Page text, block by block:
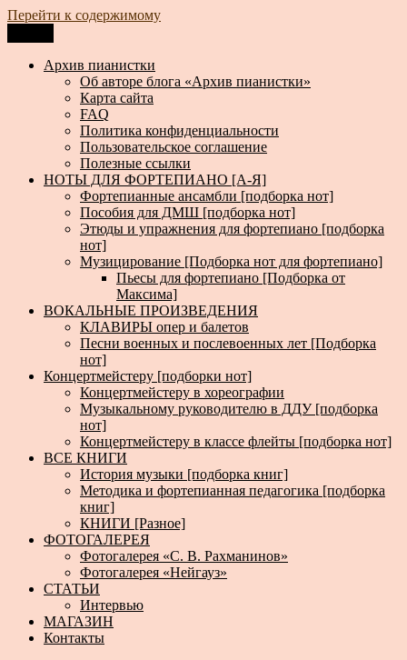
Перейти к содержимому
Архив пианистки
Всё для пианистов: ноты, книги, музыка, статьи…
Архив пианистки
Об авторе блога «Архив пианистки»
Карта сайта
FAQ
Политика конфиденциальности
Пользовательское соглашение
Полезные ссылки
НОТЫ ДЛЯ ФОРТЕПИАНО [А-Я]
Фортепианные ансамбли [подборка нот]
Пособия для ДМШ [подборка нот]
Этюды и упражнения для фортепиано [подборка
нот]
Музицирование [Подборка нот для фортепиано]
Пьесы для фортепиано [Подборка от
Максима]
ВОКАЛЬНЫЕ ПРОИЗВЕДЕНИЯ
КЛАВИРЫ опер и балетов
Песни военных и послевоенных лет [Подборка
нот]
Концертмейстеру [подборки нот]
Концертмейстеру в хореографии
Музыкальному руководителю в ДДУ [подборка
нот]
Концертмейстеру в классе флейты [подборка нот]
ВСЕ КНИГИ
История музыки [подборка книг]
Методика и фортепианная педагогика [подборка
книг]
КНИГИ [Разное]
ФОТОГАЛЕРЕЯ
Фотогалерея «С. В. Рахманинов»
Фотогалерея «Нейгауз»
СТАТЬИ
Интервью
МАГАЗИН
Контакты